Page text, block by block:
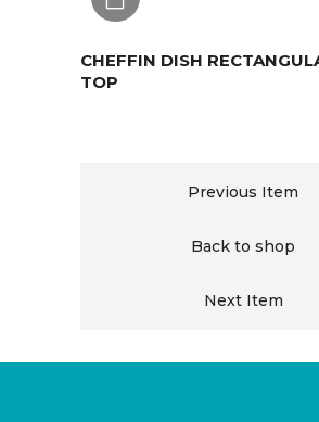
CHEFFIN DISH
TOP
Previous Item
Back to shop
Next Item